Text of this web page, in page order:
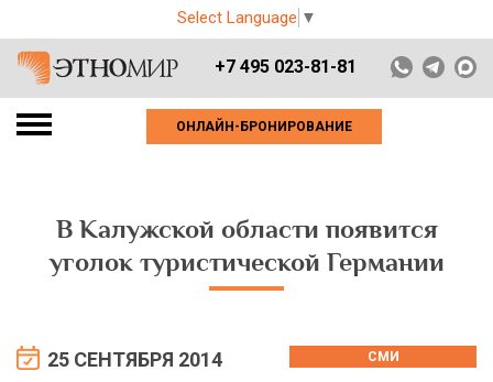
Select Language ▼
+7 495 023-81-81
ОНЛАЙН-БРОНИРОВАНИЕ
В Калужской области появится
уголок туристической Германии
25 СЕНТЯБРЯ 2014 СМИ